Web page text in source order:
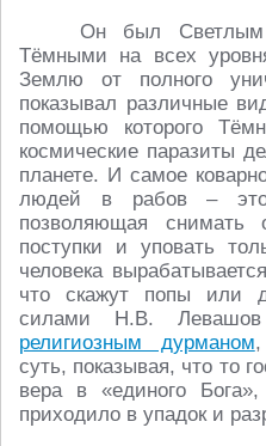
Он был
Тёмными на всех
Землю от полного
показывал различные
помощью которого
космические паразиты
планете. И самое
людей в рабов –
позволяющая снимать
поступки и уповать
человека
что скажут попы или
силами Н.В. Левашов
религиозным дурманом
суть, показывая, что то
вера в «единого
приходило в упадок и